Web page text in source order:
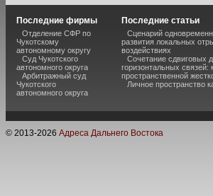
Последние фирмы
Отделение СФР по
Чукотскому
автономному округу
Суд Чукотского
автономного округа
Арбитражный суд
Чукотского
автономного округа
Последние статьи
Сценарий
развития локальных
воздействиях
Сочетание сдвиговых
горизонтальных
пространственной
Личное пространство
© 2013-2026 Адреса Дальнего Востока